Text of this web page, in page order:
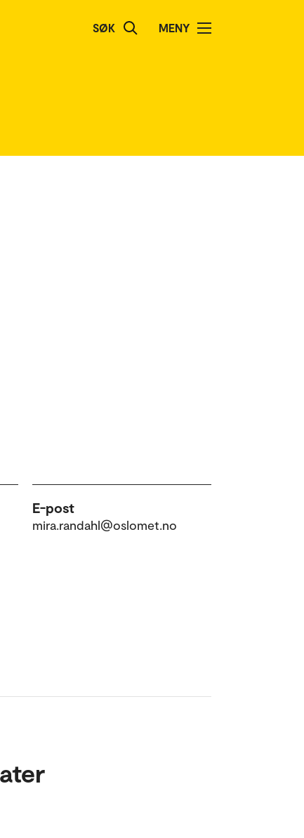
SØK MENY
E-post
mira.randahl@oslomet.no